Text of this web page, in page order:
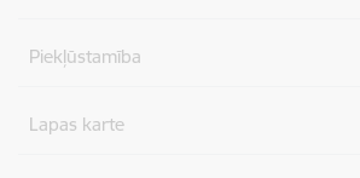
Piekļūstamība
Lapas karte